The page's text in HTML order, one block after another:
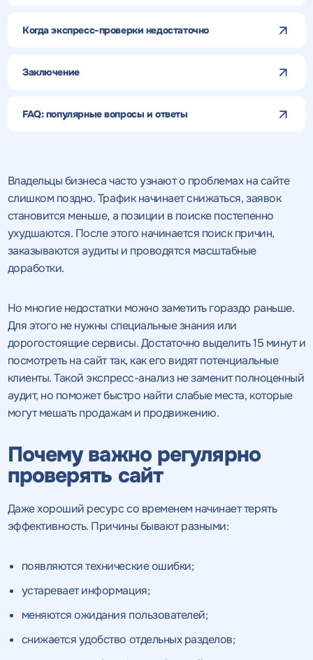
Когда экспресс-проверки недостаточно
Заключение
FAQ: популярные вопросы и ответы
Владельцы бизнеса часто узнают о проблемах на сайте
слишком поздно. Трафик начинает снижаться, заявок
становится меньше, а позиции в поиске постепенно
ухудшаются. После этого начинается поиск причин,
заказываются аудиты и проводятся масштабные
доработки.
Но многие недостатки можно заметить гораздо раньше.
Для этого не нужны специальные знания или
дорогостоящие сервисы. Достаточно выделить 15 минут и
посмотреть на сайт так, как его видят потенциальные
клиенты. Такой экспресс-анализ не заменит полноценный
аудит, но поможет быстро найти слабые места, которые
могут мешать продажам и продвижению.
Почему важно регулярно
проверять сайт
Даже хороший ресурс со временем начинает терять
эффективность. Причины бывают разными:
появляются технические ошибки;
устаревает информация;
меняются ожидания пользователей;
снижается удобство отдельных разделов;